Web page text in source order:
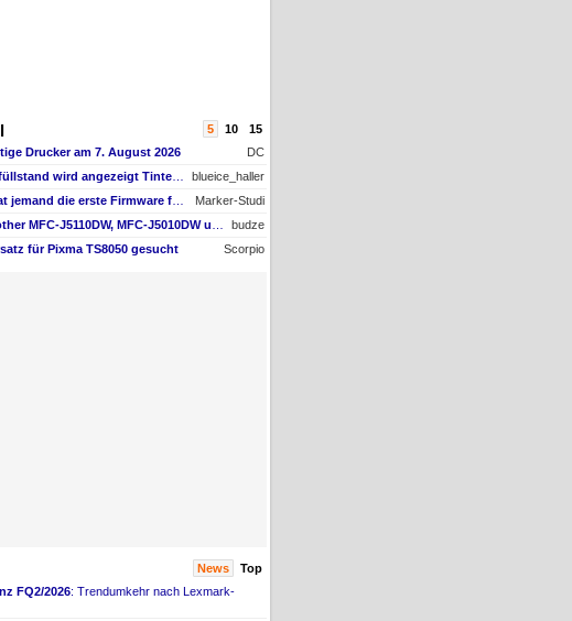
5 10
15
Drucker am 7. August 2026
DC
blueice_haller
Marker-Studi
budze
für Pixma TS8050 gesucht Scorpio
News
Top
FQ2/2026: Trendumkehr nach Lexmark-